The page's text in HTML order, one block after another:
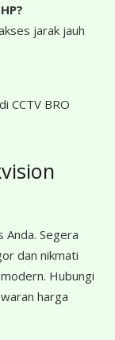
jarak jauh
CCTV BRO
Anda. Segera
dan nikmati
Hubungi
harga